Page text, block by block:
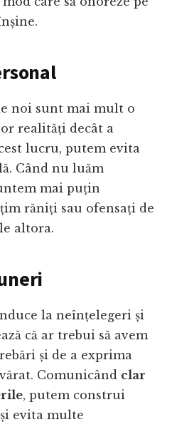
noi sunt mai mult o
realități decât a
lucru, putem evita
Când nu luăm
mai puțin
răniți sau ofensați de
altora.
la neînțelegeri și
că ar trebui să avem
și de a exprima
Comunicând clar
, putem construi
evita multe